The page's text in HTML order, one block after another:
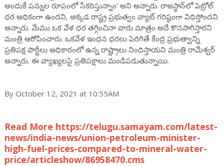
అందుకే పన్నుల రూపంలో సేకరిస్తున్నాం’ అని అన్నారు. రాజస్థాన్‌లో పెట్రోల్
ధర అధికంగా ఉందని, అక్కడ రాష్ట్ర ప్రభుత్వం వ్యాట్ గరిష్ఠంగా విధిస్తోందని
అన్నారు. మేము ఒక వేళ ధర తగ్గించినా వారు మాత్రం అదే కొనసాగిస్తారని
మంత్రి ఆరోపించారు. ఒకవేళ ఇంధన ధరలు పెరిగితే కేంద్ర ప్రభుత్వాన్ని
ప్రతిపక్ష పార్టీలు అధికారంలో ఉన్న రాష్ట్రాలు నిందిస్తాయని మంత్రి రామేశ్వర్
అన్నారు. ఈ వ్యాఖ్యలపై ప్రతిపక్షాలు మండిపడుతున్నాయి.
By October 12, 2021 at 10:55AM
Read More https://telugu.samayam.com/latest-
news/india-news/union-petroleum-minister-
high-fuel-prices-compared-to-mineral-water-
price/articleshow/86958470.cms